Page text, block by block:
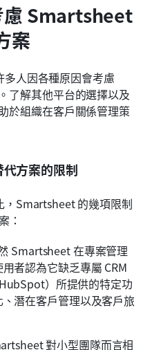
慮 Smartsheet
案
多人因各種原因會考慮
了解其他平台的選擇以及
於組織在客戶關係管理策
方案的限制
，Smartsheet 的幾項限制
：
Smartsheet 在專案管理
者認為它缺乏專屬 CRM
）所提供的特定功
潛在客戶管理以及客戶旅
對小型團隊而言相